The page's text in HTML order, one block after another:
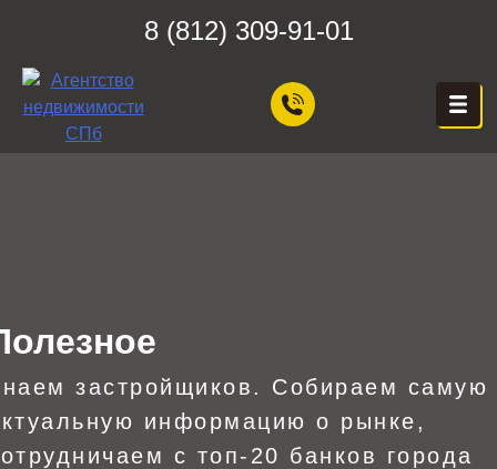
content
8 (812) 309-91-01
ЦЕХ НЕДВИЖИМОСТИ
Агентство Недвижимости в
застройщиков. Собираем самую
информацию о рынке,
с топ-20 банков города